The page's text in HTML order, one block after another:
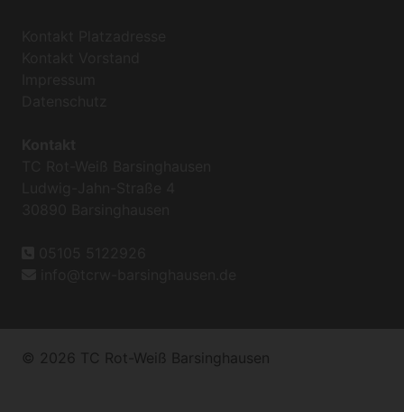
© 2026 TC Rot-Weiß Barsinghausen